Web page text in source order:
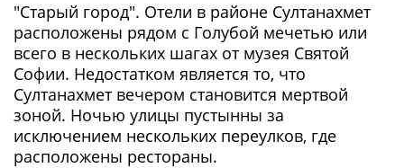
"Старый город". Отели в районе Султанахмет
расположены рядом с Голубой мечетью или
всего в нескольких шагах от музея Святой
Софии. Недостатком является то, что
Султанахмет вечером становится мертвой
зоной. Ночью улицы пустынны за
исключением нескольких переулков, где
расположены рестораны.